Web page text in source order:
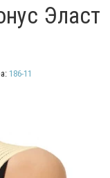
Эласт
186-11